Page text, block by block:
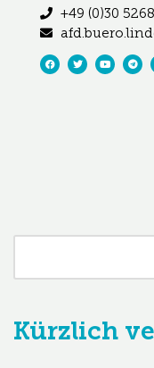
+49 (0)30
Kürzlich